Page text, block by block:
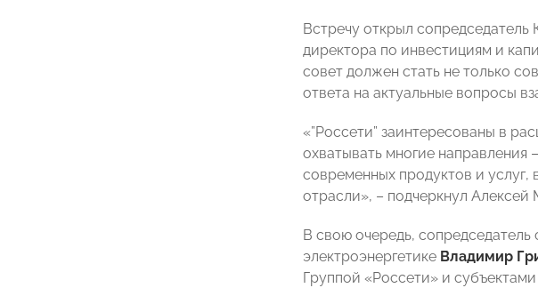
Встречу открыл
директора по инвестициям и
совет должен стать не только
ответа на актуальные вопросы
«”Россети” заинтересованы в
охватывать многие
современных продуктов и
отрасли», – подчеркнул Алексей
В свою очередь,
электроэнергетике Владимир
Группой «Россети» и